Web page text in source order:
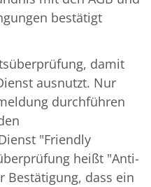
bestätigt
damit
ausnutzt. Nur
durchführen
"Friendly
heißt "Anti-
Bestätigung, dass ein